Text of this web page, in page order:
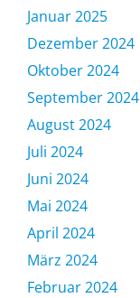
Januar 2025
Dezember 2024
Oktober 2024
September 2024
August 2024
Juli 2024
Juni 2024
Mai 2024
April 2024
März 2024
Februar 2024